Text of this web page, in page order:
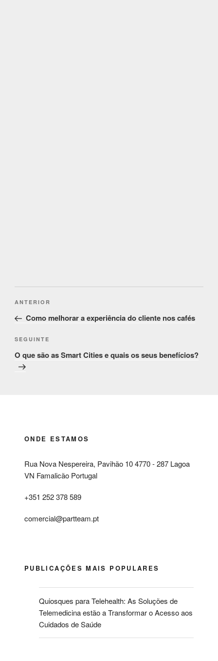
Post
navigation
Conteúdo
anterior
ANTERIOR
Como melhorar a experiência do cliente nos cafés
Conteúdo
seguinte
SEGUINTE
O que são as Smart Cities e quais os seus benefícios?
ONDE ESTAMOS
Rua Nova Nespereira, Pavihão 10 4770 - 287 Lagoa
VN Famalicão Portugal
+351 252 378 589
comercial@partteam.pt
PUBLICAÇÕES MAIS POPULARES
Quiosques para Telehealth: As Soluções de
Telemedicina estão a Transformar o Acesso aos
Cuidados de Saúde